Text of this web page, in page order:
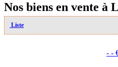
Nos biens en vente à
Liste
- -